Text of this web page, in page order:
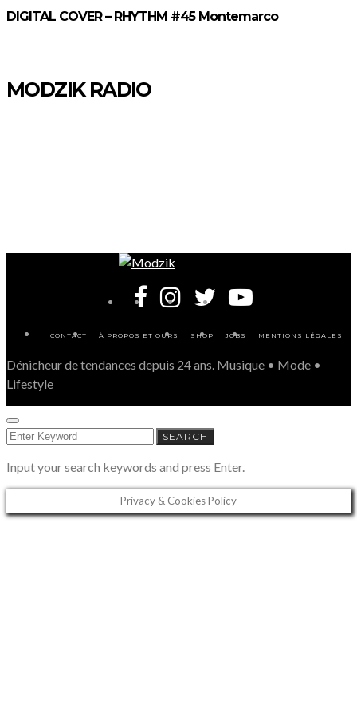
DIGITAL COVER – RHYTHM #45 Montemarco
MODZIK RADIO
CONTACT À PROPOS ET OURS SHOP JOBS MENTIONS LÉGALES
Dénicheur de tendances depuis 24 ans. Musique • Mode •
Lifestyle
SEARCH
FOR:
SEARCH
Input your search keywords and press Enter.
Privacy & Cookies Policy